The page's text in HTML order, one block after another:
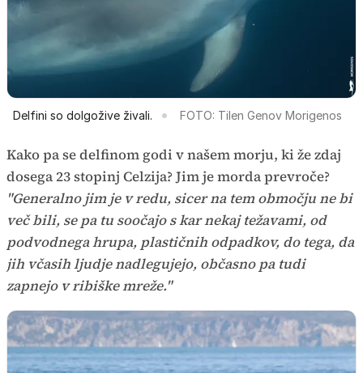
Delfini so dolgožive živali. FOTO: Tilen Genov Morigenos
Kako pa se delfinom godi v našem morju, ki že zdaj
dosega 23 stopinj Celzija? Jim je morda prevroče?
"Generalno jim je v redu, sicer na tem območju ne bi
več bili, se pa tu soočajo s kar nekaj težavami, od
podvodnega hrupa, plastičnih odpadkov, do tega, da
jih včasih ljudje nadlegujejo, občasno pa tudi
zapnejo v ribiške mreže."